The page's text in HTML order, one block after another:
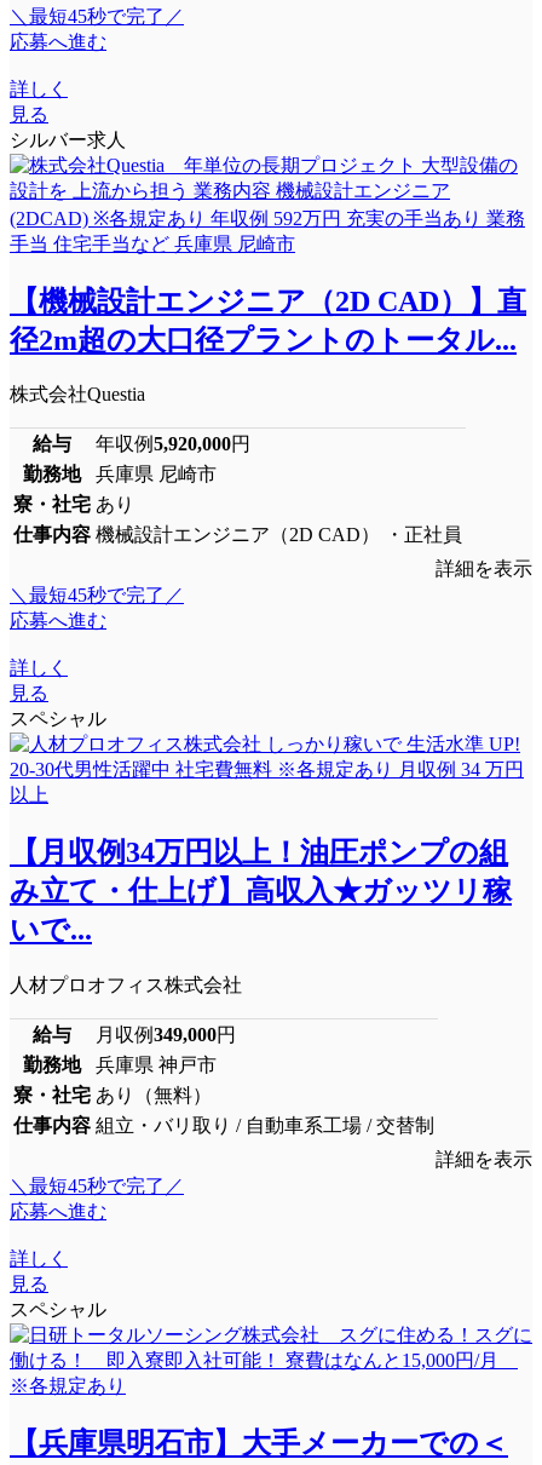
＼最短45秒で完了／
応募へ進む
詳しく
見る
シルバー求人
【機械設計エンジニア（2D CAD）】直
径2m超の大口径プラントのトータル...
株式会社Questia
給与 年収例5,920,000円
勤務地
兵庫県 尼崎市
寮・社宅 あり
仕事内容 機械設計エンジニア（2D CAD） ・正社員
詳細を表示
＼最短45秒で完了／
応募へ進む
詳しく
見る
スペシャル
【月収例34万円以上！油圧ポンプの組
み立て・仕上げ】高収入★ガッツリ稼
いで...
人材プロオフィス株式会社
給与 月収例349,000円
勤務地
兵庫県 神戸市
寮・社宅 あり（無料）
仕事内容 組立・バリ取り / 自動車系工場 / 交替制
詳細を表示
＼最短45秒で完了／
応募へ進む
詳しく
見る
スペシャル
【兵庫県明石市】大手メーカーでの＜